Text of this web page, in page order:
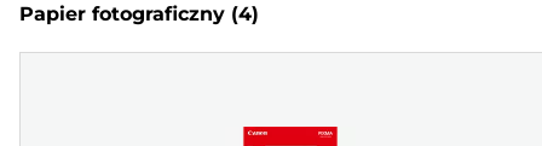
Papier fotograficzny (4)